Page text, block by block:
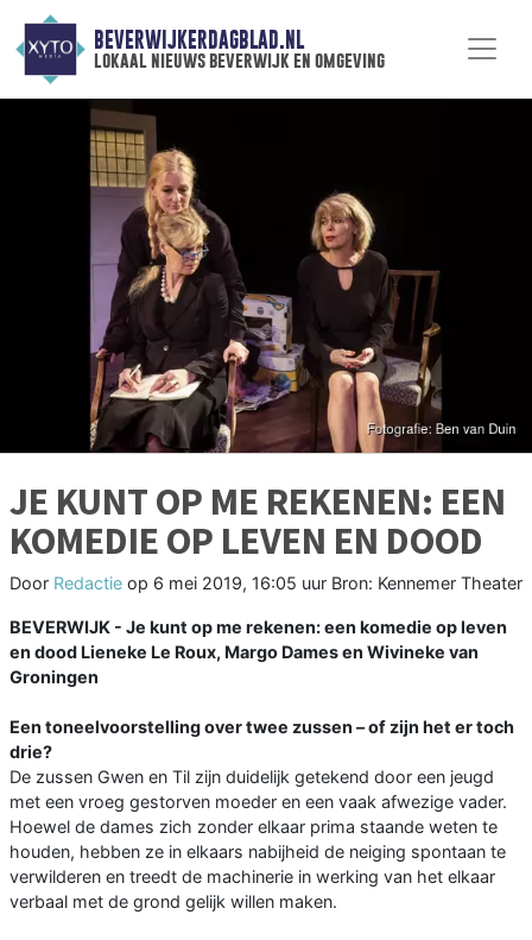
BEVERWIJKERDAGBLAD.NL
lokaal nieuws beverwijk en omgeving
JE KUNT OP ME REKENEN: EEN
KOMEDIE OP LEVEN EN DOOD
Door Redactie op 6 mei 2019, 16:05 uur Bron: Kennemer Theater
BEVERWIJK - Je kunt op me rekenen: een komedie op leven
en dood Lieneke Le Roux, Margo Dames en Wivineke van
Groningen
Een toneelvoorstelling over twee zussen – of zijn het er toch
drie?
De zussen Gwen en Til zijn duidelijk getekend door een jeugd
met een vroeg gestorven moeder en een vaak afwezige vader.
Hoewel de dames zich zonder elkaar prima staande weten te
houden, hebben ze in elkaars nabijheid de neiging spontaan te
verwilderen en treedt de machinerie in werking van het elkaar
verbaal met de grond gelijk willen maken.